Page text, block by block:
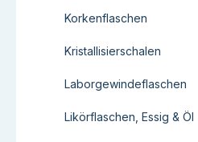
Korkenflaschen
Kristallisierschalen
Laborgewindeflaschen
Likörflaschen, Essig & Öl